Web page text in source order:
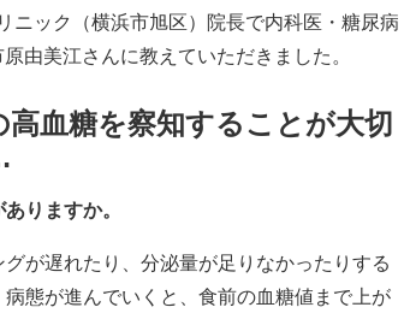
ニック（横浜市旭区）院長で内科医・糖尿病
由美江さんに教えていただきました。
高血糖を察知することが大切
りますか。
が遅れたり、分泌量が足りなかったりする
態が進んでいくと、食前の血糖値まで上が